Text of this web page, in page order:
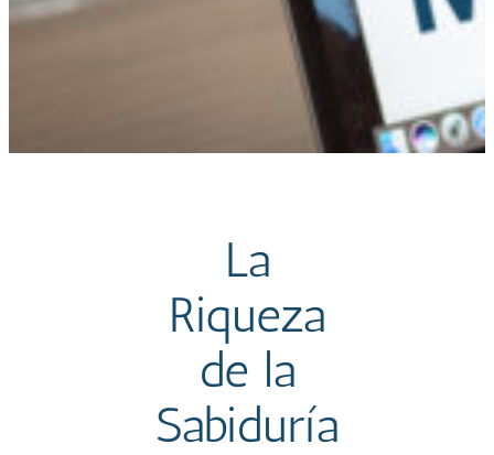
La
Riqueza
de la
Sabiduría